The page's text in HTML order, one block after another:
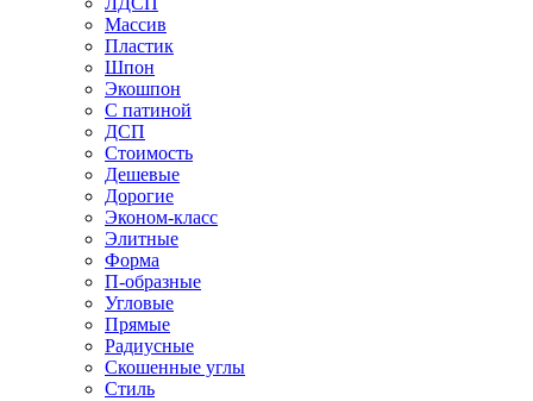
Массив
Пластик
Шпон
Экошпон
С патиной
ДСП
Стоимость
Дешевые
Дорогие
Эконом-класс
Элитные
Форма
П-образные
Угловые
Прямые
Радиусные
Скошенные углы
Стиль